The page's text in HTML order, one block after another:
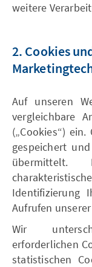
weitere
2. Cookies
Auf unseren
vergleichbare
(„Cookies“)
gespeichert
Identifizierung
Aufrufen
Wir
erforderlichen
statistischen